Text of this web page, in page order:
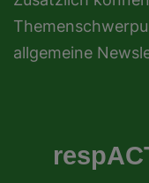
allgemeine